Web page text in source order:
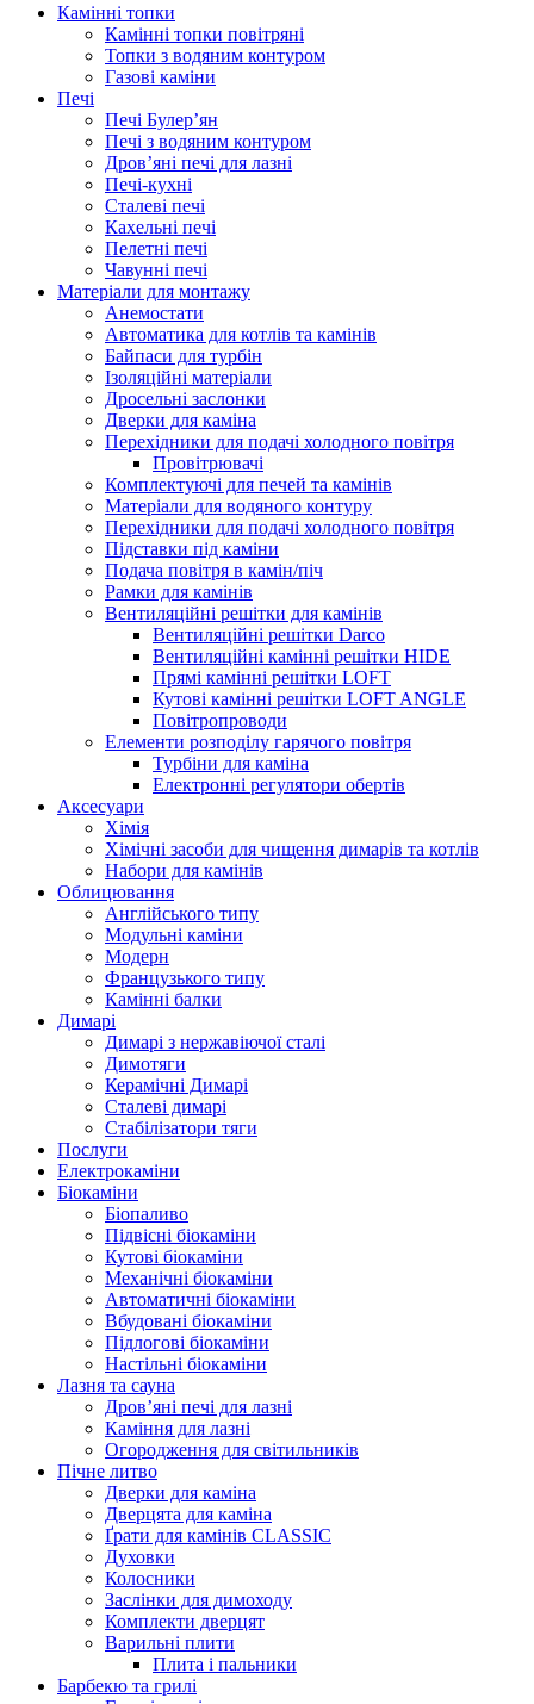
Камінні топки
Камінні топки повітряні
Топки з водяним контуром
Газові каміни
Печі
Печі Булер’ян
Печі з водяним контуром
Дров’яні печі для лазні
Печі-кухні
Сталеві печі
Кахельні печі
Пелетні печі
Чавунні печі
Матеріали для монтажу
Анемостати
Автоматика для котлів та камінів
Байпаси для турбін
Ізоляційні матеріали
Дросельні заслонки
Дверки для каміна
Перехідники для подачі холодного повітря
Провітрювачі
Комплектуючі для печей та камінів
Матеріали для водяного контуру
Перехідники для подачі холодного повітря
Підставки під каміни
Подача повітря в камін/піч
Рамки для камінів
Вентиляційні решітки для камінів
Вентиляційні решітки Darco
Вентиляційні камінні решітки HIDE
Прямі камінні решітки LOFT
Кутові камінні решітки LOFT ANGLE
Повітропроводи
Елементи розподілу гарячого повітря
Турбіни для каміна
Електронні регулятори обертів
Аксесуари
Хімія
Хімічні засоби для чищення димарів та котлів
Набори для камінів
Облицювання
Англійського типу
Модульні каміни
Модерн
Французького типу
Камінні балки
Димарі
Димарі з нержавіючої сталі
Димотяги
Керамічні Димарі
Сталеві димарі
Стабілізатори тяги
Послуги
Електрокаміни
Біокаміни
Біопаливо
Підвісні біокаміни
Кутові біокаміни
Механічні біокаміни
Автоматичні біокаміни
Вбудовані біокаміни
Підлогові біокаміни
Настільні біокаміни
Лазня та сауна
Дров’яні печі для лазні
Каміння для лазні
Огородження для світильників
Пічне литво
Дверки для каміна
Дверцята для каміна
Ґрати для камінів CLASSIC
Духовки
Колосники
Заслінки для димоходу
Комплекти дверцят
Варильні плити
Плита і пальники
Барбекю та грилі